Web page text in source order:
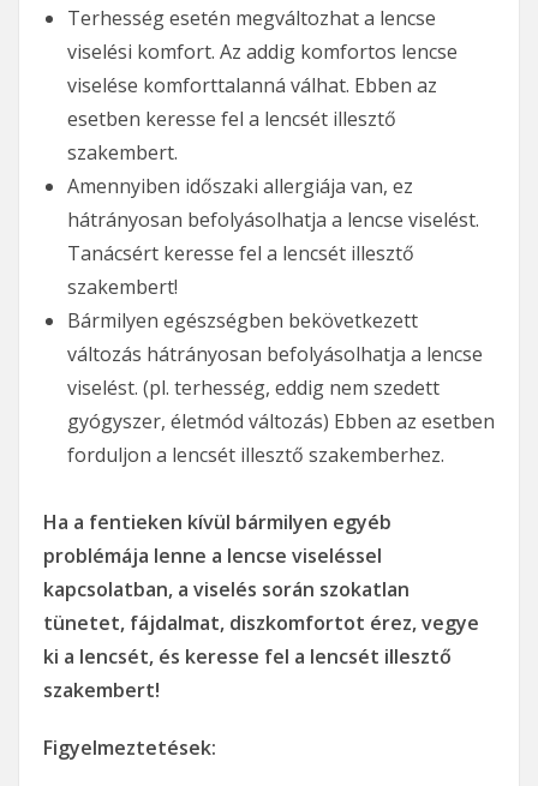
Terhesség esetén megváltozhat a lencse
viselési komfort. Az addig komfortos lencse
viselése komforttalanná válhat. Ebben az
esetben keresse fel a lencsét illesztő
szakembert.
Amennyiben időszaki allergiája van, ez
hátrányosan befolyásolhatja a lencse viselést.
Tanácsért keresse fel a lencsét illesztő
szakembert!
Bármilyen egészségben bekövetkezett
változás hátrányosan befolyásolhatja a lencse
viselést. (pl. terhesség, eddig nem szedett
gyógyszer, életmód változás) Ebben az esetben
forduljon a lencsét illesztő szakemberhez.
Ha a fentieken kívül bármilyen egyéb
problémája lenne a lencse viseléssel
kapcsolatban, a viselés során szokatlan
tünetet, fájdalmat, diszkomfortot érez, vegye
ki a lencsét, és keresse fel a lencsét illesztő
szakembert!
Figyelmeztetések: